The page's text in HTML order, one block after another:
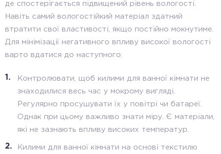
де спостерігається підвищений рівень вологості.
Навіть самий вологостійкий матеріал здатний
втратити свої властивості, якщо постійно мокнутиме.
Для мінімізації негативного впливу високої вологості
варто вдатися до наступного:
Контролювати, щоб килими для ванної кімнати не
знаходилися весь час у мокрому вигляді.
Регулярно просушувати їх у повітрі чи батареї.
Однак при цьому важливо знати міру. Є матеріали,
які не зазнають впливу високих температур.
Килими для ванної кімнати на основі текстилю